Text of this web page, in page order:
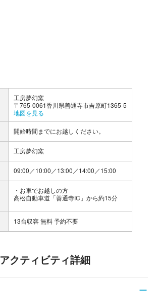
工房夢幻窯
〒765-0061香川県善通寺市吉原町1365-5
地図を見る
開始時間までにお越しください。
工房夢幻窯
09:00／10:00／13:00／14:00／15:00
お車でお越しの方
高松自動車道「善通寺IC」から約15分
13台収容 無料 予約不要
アクティビティ詳細